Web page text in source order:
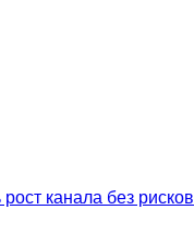
канала без рисков